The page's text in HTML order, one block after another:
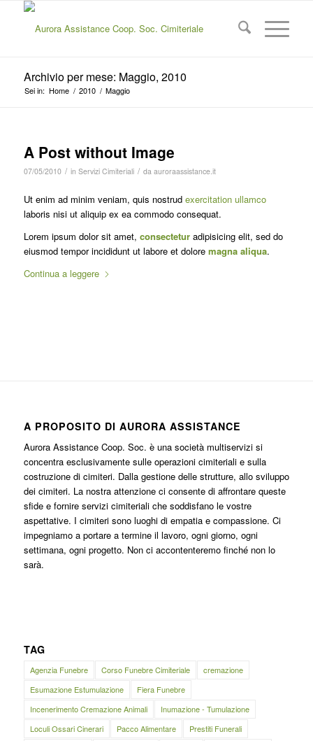
Archivio per mese: Maggio, 2010
Sei in: Home / 2010 / Maggio
A Post without Image
07/05/2010 / in Servizi Cimiteriali / da auroraassistance.it
Ut enim ad minim veniam, quis nostrud exercitation ullamco
laboris nisi ut aliquip ex ea commodo consequat.
Lorem ipsum dolor sit amet, consecteturadipisicing elit, sed do
eiusmod tempor incididunt ut labore et dolore magna aliqua.
Continua a leggere
A PROPOSITO DI AURORA ASSISTANCE
Aurora Assistance Coop. Soc. è una società multiservizi si
concentra esclusivamente sulle operazioni cimiteriali e sulla
costruzione di cimiteri. Dalla gestione delle strutture, allo sviluppo
dei cimiteri. La nostra attenzione ci consente di affrontare queste
sfide e fornire servizi cimiteriali che soddisfano le vostre
aspettative. I cimiteri sono luoghi di empatia e compassione. Ci
impegniamo a portare a termine il lavoro, ogni giorno, ogni
settimana, ogni progetto. Non ci accontenteremo finché non lo
sarà.
TAG
Agenzia Funebre Corso Funebre Cimiteriale
cremazione
Esumazione Estumulazione
Fiera Funebre
Incenerimento Cremazione Animali
Inumazione - Tumulazione
Loculi Ossari Cinerari
Pacco Alimentare
Prestiti Funerali